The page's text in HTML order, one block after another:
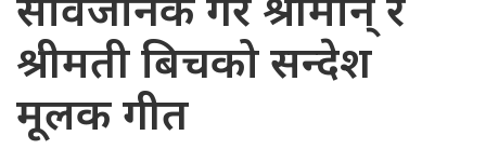
सार्वजनिक गरे श्रीमान् र
श्रीमती बिचको सन्देश
मूलक गीत